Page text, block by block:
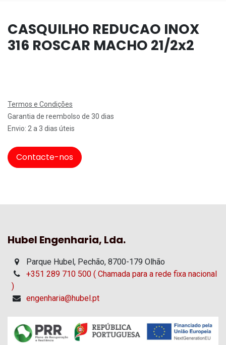
CASQUILHO REDUCAO INOX
316 ROSCAR MACHO 21/2x2
Termos e Condições
Garantia de reembolso de 30 dias
Envio: 2 a 3 dias úteis
Contacte-nos
Hubel Engenharia, Lda.
Parque Hubel, Pechão, 8700-179 Olhão
+351 289 710 500 ( Chamada para a rede fixa nacional
)
engenharia@hubel.pt